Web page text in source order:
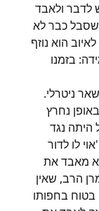
לדבר ולאבד
כבר לא
הוא נוזף
בזמנו
ניטרלי.
נחרץ
נגד
לו לדור
מאבד את
הרב, שאין
בטוח בחפותו